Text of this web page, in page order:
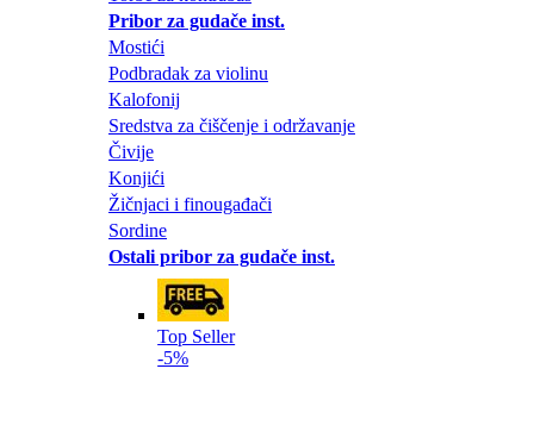
Pribor za gudače inst.
Mostići
Podbradak za violinu
Kalofonij
Sredstva za čiščenje i održavanje
Čivije
Konjići
Žičnjaci i finougađači
Sordine
Ostali pribor za gudače inst.
Top Seller
-5%